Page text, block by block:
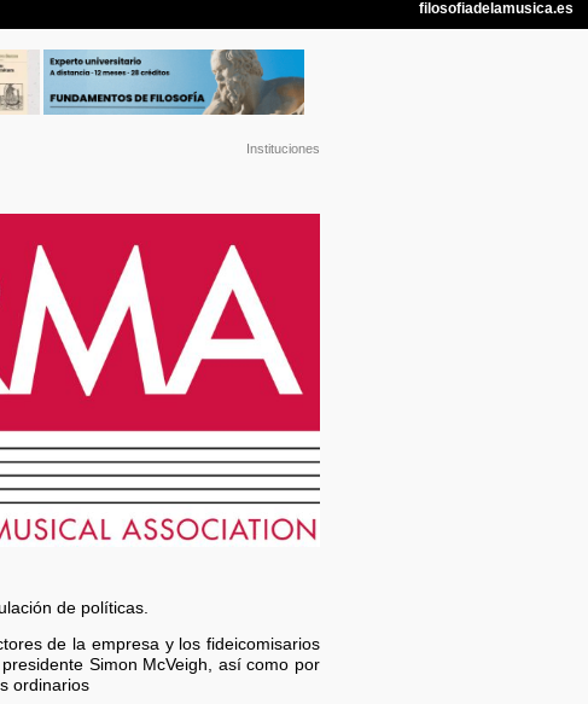
Instituciones
de políticas.
de la empresa y los fideicomisarios
Simon McVeigh, así como por
ordinarios